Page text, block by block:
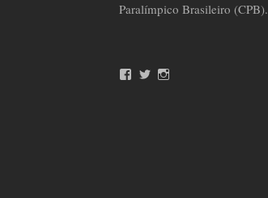
Paralímpico Brasileiro (CPB).
T